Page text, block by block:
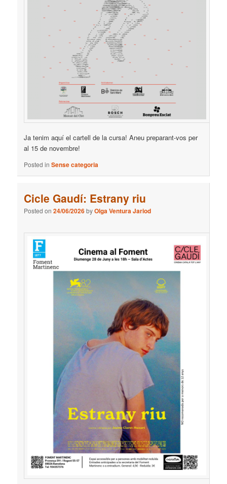
Ja tenim aquí el cartell de la cursa! Aneu preparant-vos per
al 15 de novembre!
Posted in Sense categoria
Cicle Gaudí: Estrany riu
Posted on24/06/2026byOlga Ventura Jariod